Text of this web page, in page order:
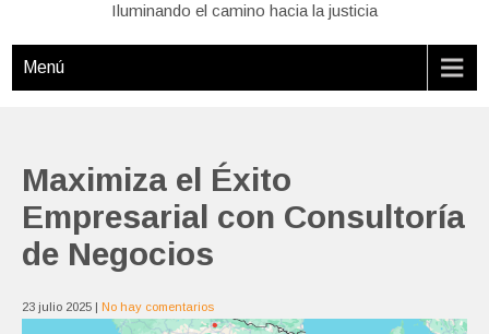
Iluminando el camino hacia la justicia
Menú
Maximiza el Éxito
Empresarial con Consultoría
de Negocios
23 julio 2025 | No hay comentarios